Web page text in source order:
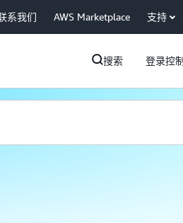
系我们 AWS Marketplace 支持
搜索 登录控